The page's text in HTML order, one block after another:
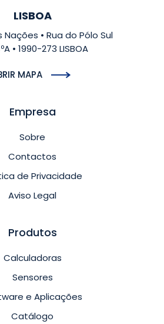
LISBOA
• Rua do Pólo Sul
• 1990-273 LISBOA
MAPA
Empresa
Sobre
Contactos
de Privacidade
Aviso Legal
Produtos
Calculadoras
Sensores
e Aplicações
Catálogo